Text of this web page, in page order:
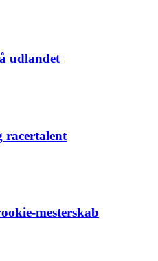
udlandet
racertalent
mesterskab